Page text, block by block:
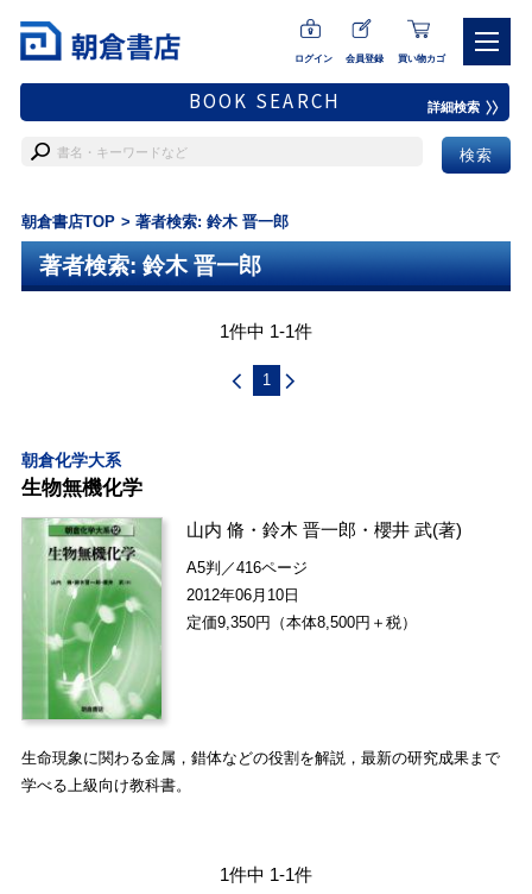
ログイン 会員登録 買い物カゴ
BOOK SEARCH 詳細検索
朝倉書店TOP 著者検索: 鈴木 晋一郎
著者検索: 鈴木 晋一郎
1件中 1-1件
1
朝倉化学大系
生物無機化学
山内 脩 ・鈴木 晋一郎 ・櫻井 武(著)
A5判／416ページ
2012年06月10日
定価9,350円（本体8,500円＋税）
生命現象に関わる金属，錯体などの役割を解説，最新の研究成果まで
学べる上級向け教科書。
1件中 1-1件